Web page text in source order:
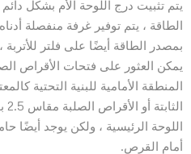
يتم تثبيت درج اللوحة الأم بشكل
الطاقة ، يتم توفير غرفة منفصلة
بمصدر الطاقة أيضًا على فلتر
المنطقة الأمامية للبنية التحتية
اللوحة الرئيسية ، ولكن يوجد أيضًا
أمام القرص.